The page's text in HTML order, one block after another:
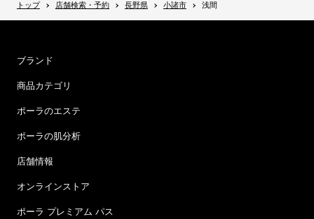
トップ 店舗検索・予約 長野県 小諸市 浅間
ブランド
商品カテゴリ
ポーラのエステ
ポーラの肌分析
店舗情報
オンラインストア
ポーラ プレミアム パス